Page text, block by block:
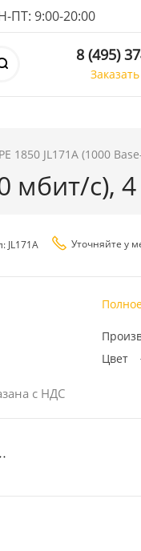
9:00-20:00
8 (495)
1850 JL171A (1000
мбит/с),
JL171A Уточняйте у
с НДС
Цвет